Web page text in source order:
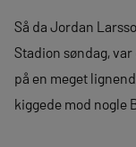
Så da Jordan
Stadion søndag,
på en meget
kiggede mod nogle